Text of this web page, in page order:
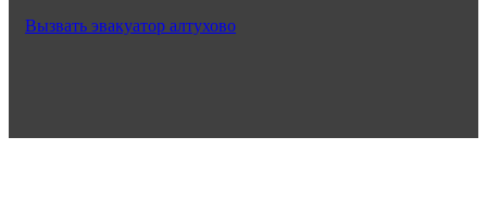
Вызвать эвакуатор алтухово